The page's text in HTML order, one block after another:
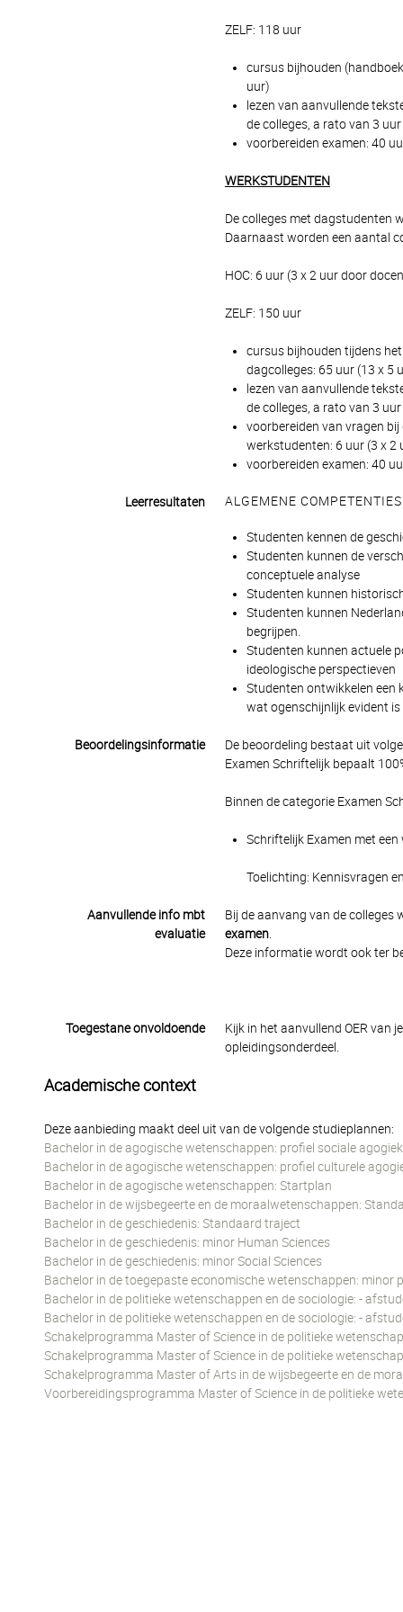
ZELF: 118 uur
cursus bijhouden
uur)
lezen van aanvullende
de colleges, a rato van 3
voorbereiden examen: 40
WERKSTUDENTEN
De colleges met dagstudenten
Daarnaast worden een aantal
HOC: 6 uur (3 x 2 uur door
ZELF: 150 uur
cursus bijhouden tijdens
dagcolleges: 65 uur (13 x 5
lezen van aanvullende
de colleges, a rato van 3
voorbereiden van vragen
werkstudenten: 6 uur (3 x 2
voorbereiden examen: 40
Leerresultaten ALGEMENE COMPETENTIES
Studenten kennen de
Studenten kunnen de
conceptuele analyse
Studenten kunnen
Studenten kunnen
begrijpen.
Studenten kunnen actuele
ideologische perspectieven
Studenten ontwikkelen een
wat ogenschijnlijk evident
Beoordelingsinformatie
De beoordeling bestaat uit
Examen Schriftelijk bepaalt
Binnen de categorie Examen
Schriftelijk Examen met
Toelichting: Kennisvragen
Aanvullende info mbt
evaluatie
Bij de aanvang van de colleges
examen.
Deze informatie wordt ook ter
Toegestane onvoldoende
Kijk in het aanvullend OER van
opleidingsonderdeel.
Academische context
Deze aanbieding maakt deel uit van de volgende studieplannen:
Bachelor in de agogische wetenschappen: profiel sociale agogiek
Bachelor in de agogische wetenschappen: profiel culturele
Bachelor in de agogische wetenschappen: Startplan
Bachelor in de wijsbegeerte en de moraalwetenschappen:
Bachelor in de geschiedenis: Standaard traject
Bachelor in de geschiedenis: minor Human Sciences
Bachelor in de geschiedenis: minor Social Sciences
Bachelor in de toegepaste economische wetenschappen: minor
Bachelor in de politieke wetenschappen en de sociologie: -
Bachelor in de politieke wetenschappen en de sociologie: -
Schakelprogramma Master of Science in de politieke
Schakelprogramma Master of Science in de politieke
Schakelprogramma Master of Arts in de wijsbegeerte en de
Voorbereidingsprogramma Master of Science in de politieke